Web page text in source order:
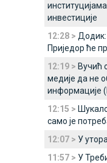
инвестиције
12:28 >
Приједор ће
12:19 > Вучић
медије да не
информације
12:15 >
само је
12:07 > У
11:57 > У